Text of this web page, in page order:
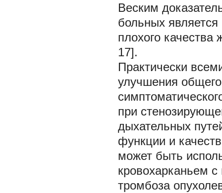
Веским
больных
плохого
17].
Практически
улучшения
при
дыхательных
функции и
может быть
кровохарканьем
тромбоза